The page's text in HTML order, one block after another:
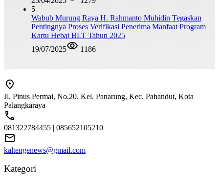
5
Wabub Murung Raya H. Rahmanto Muhidin Tegaskan
Pentingnya Proses Verifikasi Penerima Manfaat Program
Kartu Hebat BLT Tahun 2025
19/07/2025
1186
Jl. Pinus Permai, No.20. Kel. Panarung, Kec. Pahandut, Kota
Palangkaraya
081322784455 | 085652105210
kaltengenews@gmail.com
Kategori